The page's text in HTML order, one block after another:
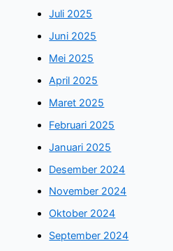
Juli 2025
Juni 2025
Mei 2025
April 2025
Maret 2025
Februari 2025
Januari 2025
Desember 2024
November 2024
Oktober 2024
September 2024